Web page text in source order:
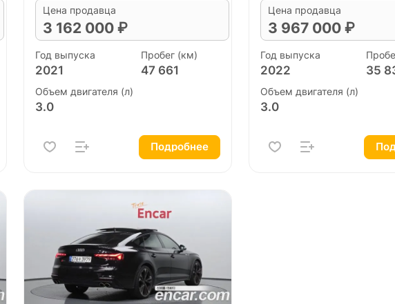
Цена продавца
3 162 000 ₽
Год выпуска
2021
Пробег (км)
47 661
Объем двигателя (л)
3.0
Подробнее
Цена продавца
3 967 000 ₽
Год выпуска
2022 35
Объем двигателя (л)
3.0